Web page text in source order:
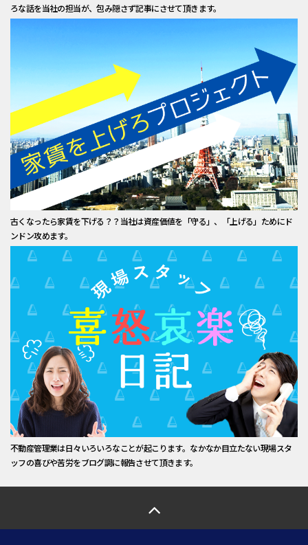
ろな話を当社の担当が、包み隠さず記事にさせて頂きます。
古くなったら家賃を下げる？？当社は資産価値を「守る」、「上げる」ためにド
ンドン攻めます。
不動産管理業は日々いろいろなことが起こります。なかなか目立たない現場スタ
ッフの喜びや苦労をブログ調に報告させて頂きます。